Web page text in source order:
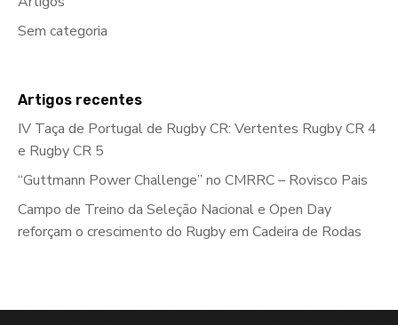
Sem categoria
Artigos recentes
IV Taça de Portugal de Rugby CR: Vertentes Rugby CR 4
e Rugby CR 5
“Guttmann Power Challenge” no CMRRC – Rovisco Pais
Campo de Treino da Seleção Nacional e Open Day
reforçam o crescimento do Rugby em Cadeira de Rodas